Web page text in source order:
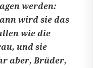
werden:
wird sie das
wie die
und sie
aber, Brüder,